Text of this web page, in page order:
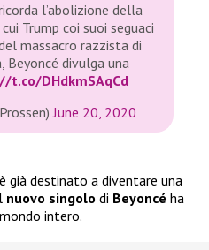
l’abolizione della
Trump coi suoi seguaci
massacro razzista di
Beyoncé divulga una
t.co/DHdkmSAqCd
June 20, 2020
è già destinato a diventare una
nuovo singolo di Beyoncé ha
intero.